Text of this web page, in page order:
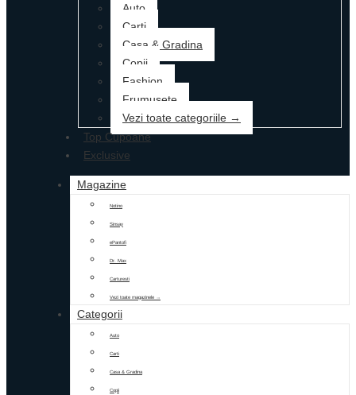
Auto
Carti
Casa & Gradina
Copii
Fashion
Frumusete
Vezi toate categoriile →
Top Cupoane
Exclusive
Magazine
Notino
Sinsay
ePantofi
Dr. Max
Carturesti
Vezi toate magazinele →
Categorii
Auto
Carti
Casa & Gradina
Copii